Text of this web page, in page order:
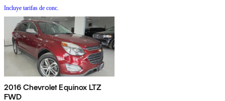
Incluye tarifas de conc.
2016 Chevrolet Equinox LTZ
FWD